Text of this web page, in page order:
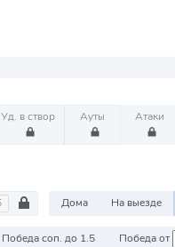
Уд. в створ Ауты Атаки
Дома На выезде
Победа соп. до 1.5 Победа от